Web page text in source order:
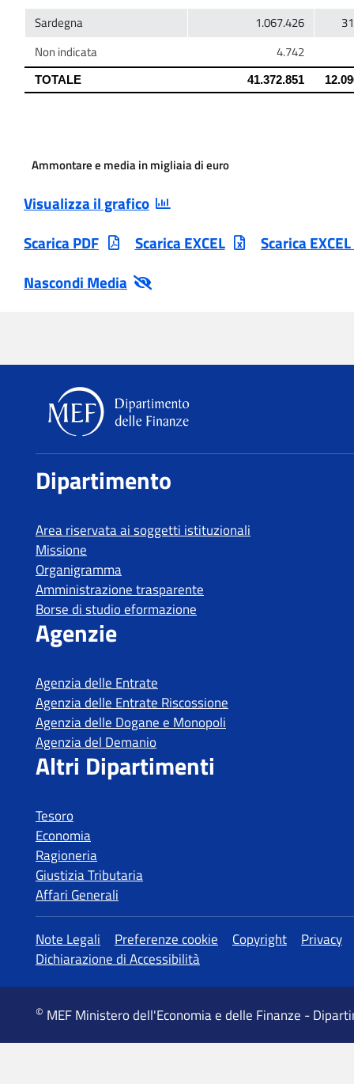
Ammontare e media in migliaia di euro
Tesoro
Economia
Ragioneria
Giustizia Tributaria
Affari Generali
MEF Ministero dell'Economia e delle Finanze -